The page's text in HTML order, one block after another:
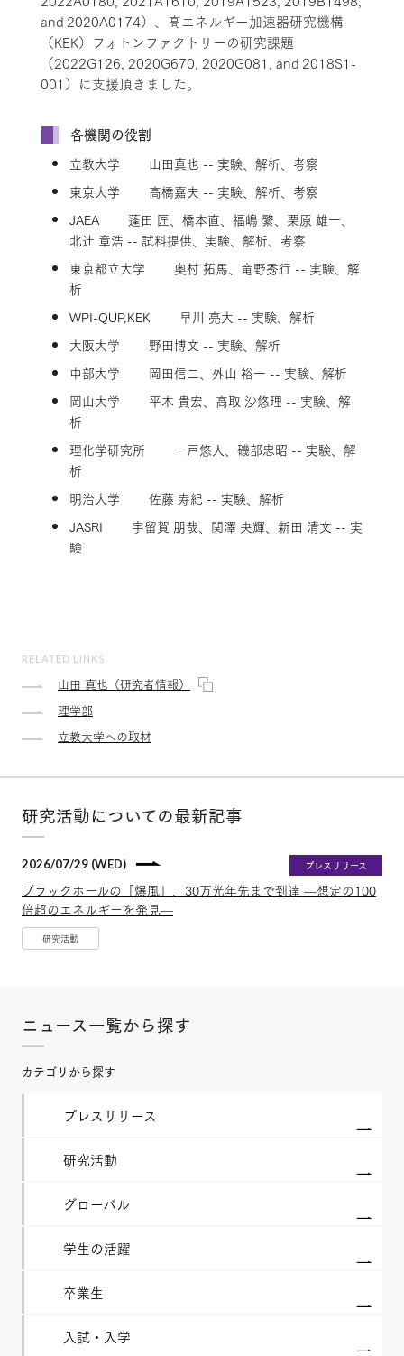
and 2020A0174）、高エネルギー加速器研究機構
（KEK）フォトンファクトリーの研究課題
（2022G126, 2020G670, 2020G081, and 2018S1-
001）に支援頂きました。
各機関の役割
立教大学 山田真也 -- 実験、解析、考察
東京大学 高橋嘉夫 -- 実験、解析、考察
JAEA 蓬田 匠、橋本直、福嶋 繁、栗原 雄一、
北辻 章浩 -- 試料提供、実験、解析、考察
東京都立大学 奥村 拓馬、竜野秀行 -- 実験、解
析
WPI-QUP,KEK 早川 亮大 -- 実験、解析
大阪大学 野田博文 -- 実験、解析
中部大学 岡田信二、外山 裕一 -- 実験、解析
岡山大学 平木 貴宏、高取 沙悠理 -- 実験、解
析
理化学研究所 一戸悠人、磯部忠昭 -- 実験、解
析
明治大学 佐藤 寿紀 -- 実験、解析
JASRI 宇留賀 朋哉、関澤 央輝、新田 清文 -- 実
験
RELATED LINKS
山田 真也（研究者情報）
理学部
立教大学への取材
研究活動についての最新記事
2026/07/29 (WED) プレスリリース
ブラックホールの「爆風」、30万光年先まで到達 —想定の100
倍超のエネルギーを発見—
研究活動
ニュース一覧から探す
カテゴリから探す
プレスリリース
研究活動
グローバル
学生の活躍
卒業生
入試・入学